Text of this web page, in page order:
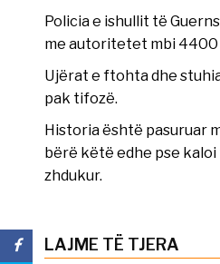
Policia e ishullit të
me autoritetet mbi 4400
Ujërat e ftohta dhe
pak tifozë.
Historia është pasuruar
bërë këtë edhe pse
zhdukur.
LAJME TË TJERA